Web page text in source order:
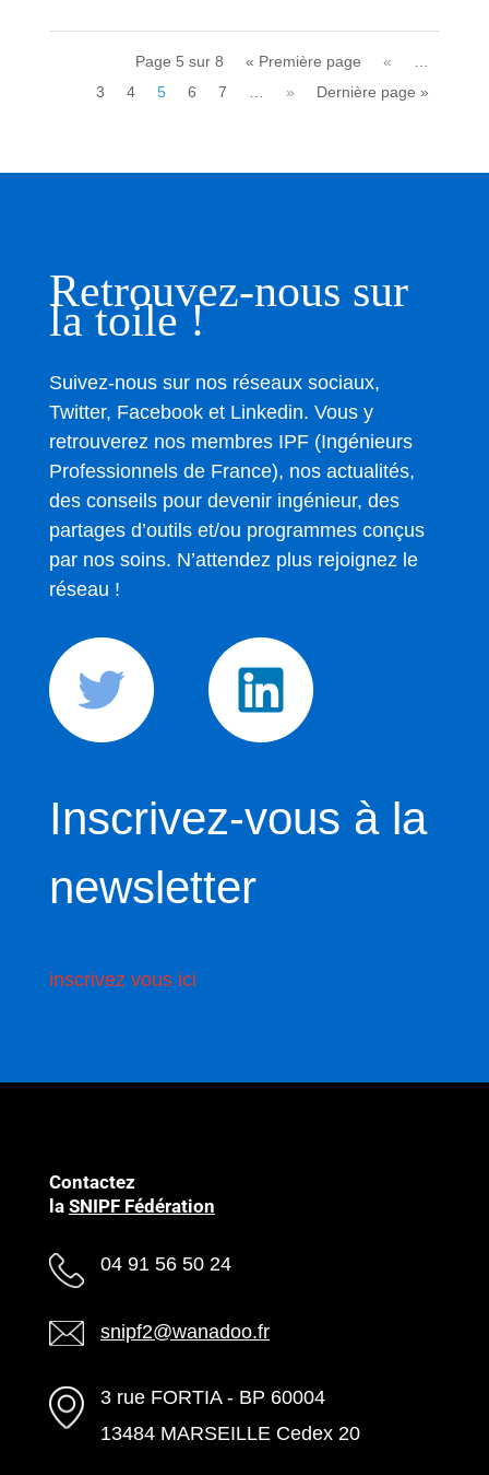
Page 5 sur 8 « Première page «
3
4 5 6 7 » Dernière page »
Retrouvez-nous sur
la toile !
Suivez-nous sur nos réseaux sociaux,
Twitter, Facebook et Linkedin. Vous y
retrouverez nos membres IPF (Ingénieurs
Professionnels de France), nos actualités,
des conseils pour devenir ingénieur, des
partages d’outils et/ou programmes conçus
par nos soins. N’attendez plus rejoignez le
réseau !
Inscrivez-vous à la
newsletter
inscrivez vous ici
Contactez
la SNIPF Fédération
04 91 56 50 24
snipf2@wanadoo.fr
3 rue FORTIA - BP 60004
13484 MARSEILLE Cedex 20